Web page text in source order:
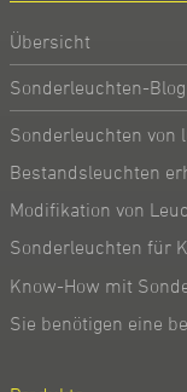
Übersicht
Sonderleuchten-Blog
Sonderleuchten von
Bestandsleuchten
Modifikation von
Sonderleuchten für
Know-How mit
Sie benötigen eine